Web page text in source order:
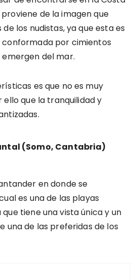
de la imagen que
los nudistas, ya que esta es
conformada por cimientos
emergen del mar.
es que no es muy
que la tranquilidad y
(Somo, Cantabria)
en donde se
es una de las playas
que tiene una vista única y un
una de las preferidas de los